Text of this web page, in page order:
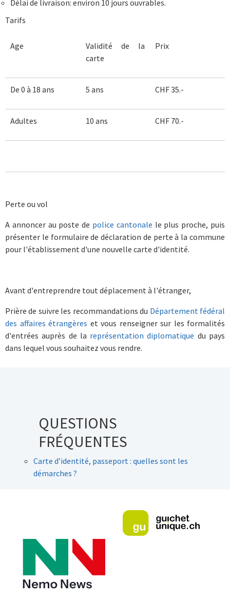
Délai de livraison: environ 10 jours ouvrables.
Tarifs
Age
Validité de la
carte
Prix
De 0 à 18 ans 5 ans CHF 35.-
Adultes 10 ans CHF 70.-
Perte ou vol
A annoncer au poste de police cantonale le plus proche, puis
présenter le formulaire de déclaration de perte à la commune
pour l'établissement d'une nouvelle carte d'identité.
Avant d'entreprendre tout déplacement à l'étranger,
Prière de suivre les recommandations du Département fédéral
des affaires étrangères et vous renseigner sur les formalités
d'entrées auprès de la représentation diplomatique du pays
dans lequel vous souhaitez vous rendre.
QUESTIONS
FRÉQUENTES
Carte d’identité, passeport : quelles sont les
démarches ?